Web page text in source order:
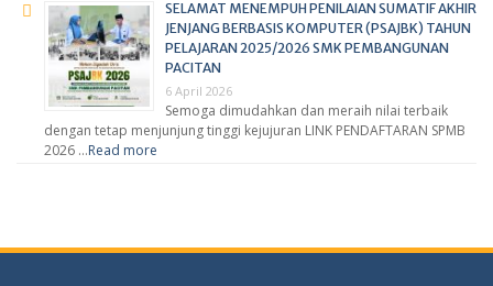
SELAMAT MENEMPUH PENILAIAN SUMATIF AKHIR
JENJANG BERBASIS KOMPUTER (PSAJBK) TAHUN
PELAJARAN 2025/2026 SMK PEMBANGUNAN
PACITAN
6 April 2026
Semoga dimudahkan dan meraih nilai terbaik
dengan tetap menjunjung tinggi kejujuran LINK PENDAFTARAN SPMB
2026 …Read more